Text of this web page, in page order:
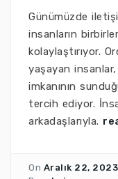
Günümüzde
insanların
kolaylaştırıyor.
yaşayan
imkanının
tercih ediyor.
arkadaşlarıyla.
On Aralık 22, 2023